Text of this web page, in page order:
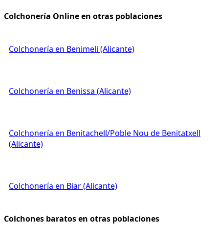
Colchonería Online en otras poblaciones
Colchonería en Benimeli (Alicante)
Colchonería en Benissa (Alicante)
Colchonería en Benitachell/Poble Nou de Benitatxell
(Alicante)
Colchonería en Biar (Alicante)
Colchones baratos en otras poblaciones